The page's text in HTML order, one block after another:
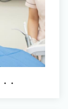
・